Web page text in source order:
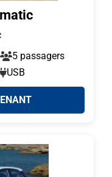
5 passagers
USB